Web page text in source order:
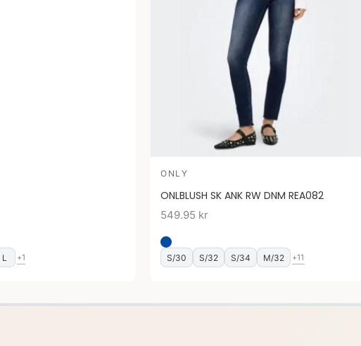
L +1
ONLY
ONLBLUSH SK ANK RW DNM REA082
549.95 kr
S/30 S/32 S/34 M/32 +11